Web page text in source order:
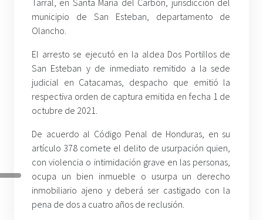
Tarral, en Santa María del Carbón, jurisdicción del
municipio de San Esteban, departamento de
Olancho.
El arresto se ejecutó en la aldea Dos Portillos de
San Esteban y de inmediato remitido a la sede
judicial en Catacamas, despacho que emitió la
respectiva orden de captura emitida en fecha 1 de
octubre de 2021.
De acuerdo al Código Penal de Honduras, en su
artículo 378 comete el delito de usurpación quien,
con violencia o intimidación grave en las personas,
ocupa un bien inmueble o usurpa un derecho
inmobiliario ajeno y deberá ser castigado con la
pena de dos a cuatro años de reclusión.